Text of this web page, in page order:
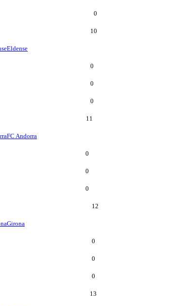
0
10
Eldense
0
0
0
11
FC Andorra
0
0
0
12
Girona
0
0
0
13